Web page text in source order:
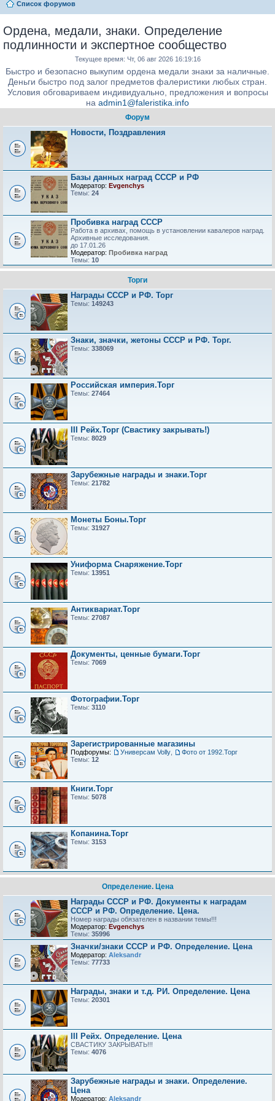
Список форумов
Ордена, медали, знаки. Определение
подлинности и экспертное сообщество
Текущее время: Чт, 06 авг 2026 16:19:16
Быстро и безопасно выкупим ордена медали знаки за наличные.
Деньги быстро под залог предметов фалеристики любых стран.
Условия обговариваем индивидуально, предложения и вопросы
на admin1@faleristika.info
Форум
Новости, Поздравления
Базы данных наград СССР и РФ
Модератор: Evgenchys
Темы: 24
Пробивка наград СССР
Работа в архивах, помощь в установлении кавалеров наград.
Архивные исследования.
до 17.01.26
Модератор: Пробивка наград
Темы: 10
Торги
Награды СССР и РФ. Торг
Темы: 149243
Знаки, значки, жетоны СССР и РФ. Торг.
Темы: 338069
Российская империя.Торг
Темы: 27464
III Рейх.Торг (Свастику закрывать!)
Темы: 8029
Зарубежные награды и знаки.Торг
Темы: 21782
Монеты Боны.Торг
Темы: 31927
Униформа Снаряжение.Торг
Темы: 13951
Антиквариат.Торг
Темы: 27087
Документы, ценные бумаги.Торг
Темы: 7069
Фотографии.Торг
Темы: 3110
Зарегистрированные магазины
Подфорумы: Универсам Volly
Фото от 1992.Торг
Темы: 12
Книги.Торг
Темы: 5078
Копанина.Торг
Темы: 3153
Определение. Цена
Награды СССР и РФ. Документы к наградам
СССР и РФ. Определение. Цена.
Номер награды обязателен в названии темы!!!
Модератор: Evgenchys
Темы: 35996
Значки/знаки СССР и РФ. Определение. Цена
Модератор: Aleksandr
Темы: 77733
Награды, знаки и т.д. РИ. Определение. Цена
Темы: 20301
III Рейх. Определение. Цена
СВАСТИКУ ЗАКРЫВАТЬ!!!
Темы: 4076
Зарубежные награды и знаки. Определение.
Цена
Модератор: Aleksandr